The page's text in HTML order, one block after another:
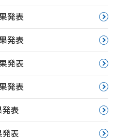
発表
発表
発表
発表
表
表